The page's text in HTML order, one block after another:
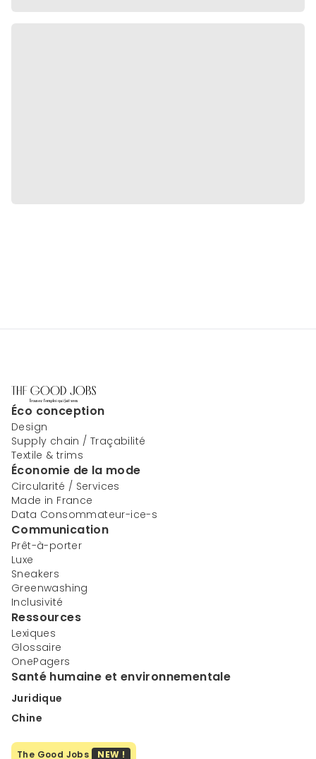
Éco conception
Design
Supply chain / Traçabilité
Textile & trims
Économie de la mode
Circularité / Services
Made in France
Data Consommateur-ice-s
Communication
Prêt-à-porter
Luxe
Sneakers
Greenwashing
Inclusivité
Ressources
Lexiques
Glossaire
OnePagers
Santé humaine et environnementale
Juridique
Chine
The Good Jobs NEW !